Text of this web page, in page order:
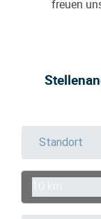
freuen
Standort
10 km